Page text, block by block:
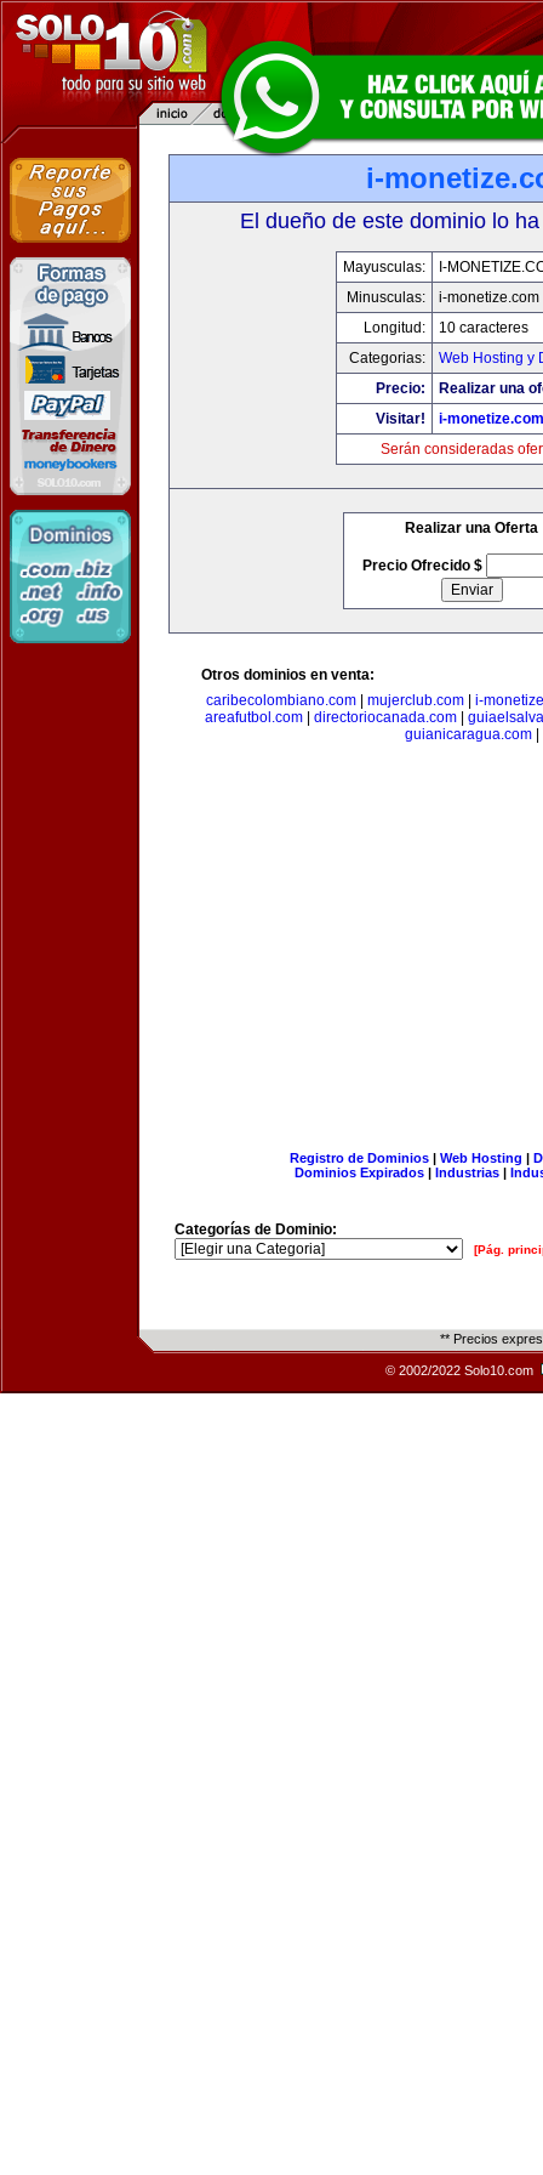
i-
El dueño de este dominio lo
Mayusculas:
I-
Minusculas:
i-monetize.com
Longitud:
10 caracteres
Categorias:
Web Hosting y
Precio:
Realizar una
Visitar!
i-monetize.com
Serán consideradas
Realizar una Oferta
Precio Ofrecido $
Otros dominios en venta:
caribecolombiano.com| mujerclub.com| i-
areafutbol.com
directoriocanada.com
guianicaragua.com|
Registro de Dominios| Web Hosting |
Dominios Expirados | Industrias |
Categorías de Dominio:
[Pág.
** Precios
© 2002/2022 Solo10.com